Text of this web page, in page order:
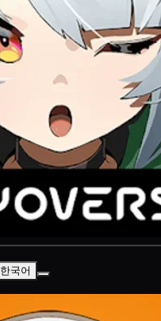
한국어